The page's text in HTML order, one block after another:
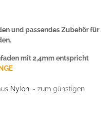
und passendes Zubehör für
mit 2,4mm entspricht
Nylon. - zum günstigen